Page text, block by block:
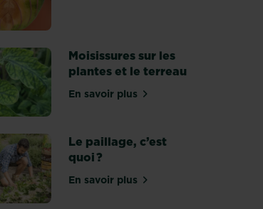
aux feuilles
fruitiers des insectes
Moisissures sur les
plantes et le terreau
En savoir plussur Moisissures sur les
dans une allée
Le paillage, c’est
quoi ?
En savoir plussur Le paillage, c’est quoi ?